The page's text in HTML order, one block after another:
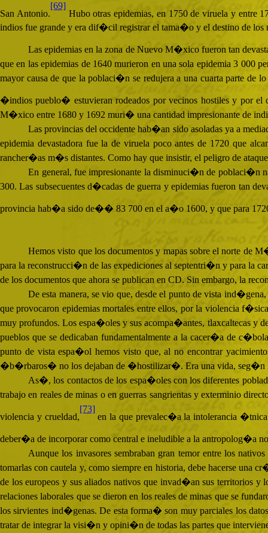
San Antonio.
[69]
Hubo otras epidemias, en 1750 de viruela y entre
indios fue grande y era dif�cil registrar el tama�o y el destino de los
Las epidemias en la zona de Nuevo M�xico fueron tan
que en las epidemias de 1640 murieron en una sola epidemia 3 000
mayor causa de que la poblaci�n se redujera a una cuarta parte de
�indios pueblo� estuvieran rodeados por vecinos hostiles y por
M�xico entre 1680 y 1692 muri� una cantidad impresionante de
Las provincias del occidente hab�an sido asoladas ya a
epidemia devastadora fue la de viruela poco antes de 1720 que
rancher�as m�s distantes. Como hay que insistir, el peligro de
En general, fue impresionante la disminuci�n de poblaci�n
300. Las subsecuentes d�cadas de guerra y epidemias fueron tan
provincia hab�a sido de�� 83 700 en el a�o 1600, y que para 1720
Hemos visto que los documentos y mapas sobre el norte de
para la reconstrucci�n de las expediciones al septentri�n y para la
de los documentos que ahora se publican en CD. Sin embargo, la
De esta manera, se vio que, desde el punto de vista
que provocaron epidemias mortales entre ellos, por la violencia
muy profundos. Los espa�oles y sus acompa�antes, tlaxcaltecas y
pueblos que se dedicaban fundamentalmente a la cacer�a de
punto de vista espa�ol hemos visto que, al no encontrar
�b�rbaros� no los dejaban de �hostilizar�. Era una vida, seg�n
As�, los contactos de los espa�oles con los diferentes
trabajo en reales de minas o en guerras sangrientas y exterminio
violencia y crueldad,
[73]
en la que prevalec�a la intolerancia
deber�a de incorporar como central e ineludible a la antropolog�a
Aunque los invasores sembraban gran temor entre los
tomarlas con cautela y, como siempre en historia, debe hacerse una
de los europeos y sus aliados nativos que invad�an sus territorios y
relaciones laborales que se dieron en los reales de minas que se
los sirvientes ind�genas. De esta forma� son muy parciales los
tratar de integrar la visi�n y opini�n de todas las partes que